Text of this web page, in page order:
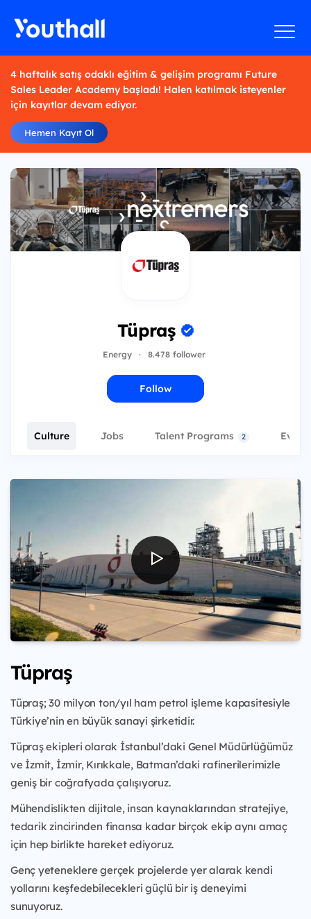
4 haftalık satış odaklı eğitim & gelişim programı Future
Sales Leader Academy başladı! Halen katılmak isteyenler
için kayıtlar devam ediyor.
Hemen Kayıt Ol
Tüpraş
Energy · 8.478 follower
Follow
Culture Jobs Talent Programs 2
Tüpraş
Tüpraş; 30 milyon ton/yıl ham petrol işleme kapasitesiyle
Türkiye’nin en büyük sanayi şirketidir.
Tüpraş ekipleri olarak İstanbul’daki Genel Müdürlüğümüz
ve İzmit, İzmir, Kırıkkale, Batman’daki rafinerilerimizle
geniş bir coğrafyada çalışıyoruz.
Mühendislikten dijitale, insan kaynaklarından stratejiye,
tedarik zincirinden finansa kadar birçok ekip aynı amaç
için hep birlikte hareket ediyoruz.
Genç yeteneklere gerçek projelerde yer alarak kendi
yollarını keşfedebilecekleri güçlü bir iş deneyimi
sunuyoruz.